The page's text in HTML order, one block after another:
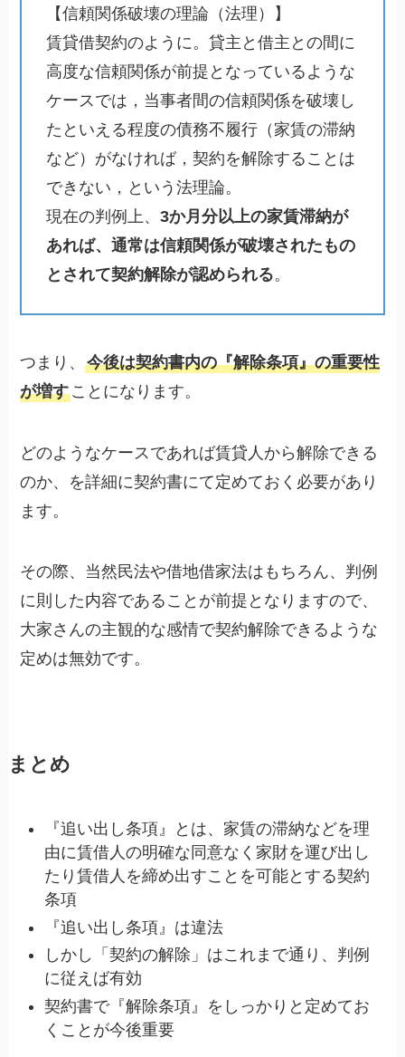
【信頼関係破壊の理論（法理）】
賃貸借契約のように。貸主と借主との間に
高度な信頼関係が前提となっているような
ケースでは，当事者間の信頼関係を破壊し
たといえる程度の債務不履行（家賃の滞納
など）がなければ，契約を解除することは
できない，という法理論。
現在の判例上、3か月分以上の家賃滞納が
あれば、通常は信頼関係が破壊されたもの
とされて契約解除が認められる。
つまり、今後は契約書内の『解除条項』の重要性
が増すことになります。
どのようなケースであれば賃貸人から解除できる
のか、を詳細に契約書にて定めておく必要があり
ます。
その際、当然民法や借地借家法はもちろん、判例
に則した内容であることが前提となりますので、
大家さんの主観的な感情で契約解除できるような
定めは無効です。
まとめ
『追い出し条項』とは、家賃の滞納などを理
由に賃借人の明確な同意なく家財を運び出し
たり賃借人を締め出すことを可能とする契約
条項
『追い出し条項』は違法
しかし「契約の解除」はこれまで通り、判例
に従えば有効
契約書で『解除条項』をしっかりと定めてお
くことが今後重要